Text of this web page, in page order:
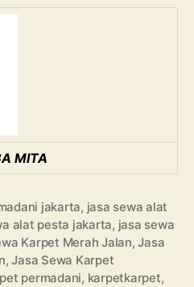
MITA
jakarta, jasa sewa alat
alat pesta jakarta, jasa sewa
Karpet Merah Jalan,Jasa
,Jasa Sewa Karpet
permadani, karpetkarpet,